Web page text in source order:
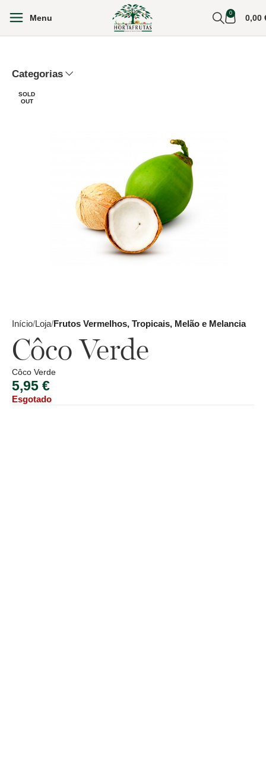
Menu 0 0,00
Categorias
SOLD
OUT
Início Loja Frutos Vermelhos, Tropicais, Melão e Melancia
Côco Verde
Côco Verde
5,95 €
Esgotado